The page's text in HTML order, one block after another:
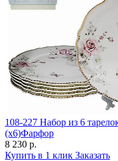
108-227 Набор из 6
(х6)Фарфор
8 230 р.
Купить в 1 клик Заказать